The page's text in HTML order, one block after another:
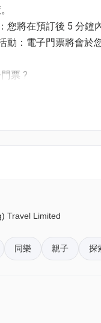
塘口山隧道洞
鐘觀光船遊)
，並協助大家拍攝美照
山觀光導賞團*4小時
及文化見解
您將在預訂後 5 分鐘
動：電子門票將會於
票 ?
收到確認電郵，該怎
單或申請退款嗎？
退款，如需更多協助
分？
Travel Limited
同樂 親子 探